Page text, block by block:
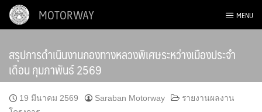
Skip
MOTORWAY MENU
สรุปการดำเนินงานกองทางหลวงพิเศษระหว่างเมืองประจำ
เดือน กุมภาพันธ์ 2569
19 มีนาคม 2569 Saraban Motorway
รายงานผลงาน